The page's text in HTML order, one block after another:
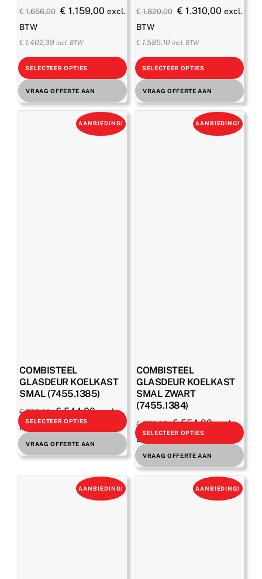
€1.656,00 Oorspronkelijke
was:
€ 1.656,00.
€ 1.159,00 Huidige
€ 1.159,00.
excl.
BTW
€1.402,39 incl. BTW
SELECTEER OPTIES
VRAAG OFFERTE AAN
€1.820,00 Oorspronkelijke
was:
€ 1.820,00.
€ 1.310,00 Huidige
€
excl.
BTW
€1.585,10 incl. BTW
SELECTEER OPTIES
VRAAG OFFERTE AAN
AANBIEDING!
COMBISTEEL
GLASDEUR KOELKAST
SMAL (7455.1385)
€755,00 Oorspronkelijke
prijs
was:
€ 755,00.
€544,00Huidige
€ 544,00.
excl.
BTW
658,24 incl. BTW
SELECTEER OPTIES
VRAAG OFFERTE AAN
AANBIEDING!
COMBISTEEL
GLASDEUR KOELKAST
SMAL ZWART
(7455.1384)
€770,00 Oorspronkelijke
prijs
was:
€ 770,00.
€554,00Huidige
€ 554,00.
excl.
BTW
670,34 incl. BTW
SELECTEER OPTIES
VRAAG OFFERTE AAN
AANBIEDING! AANBIEDING!